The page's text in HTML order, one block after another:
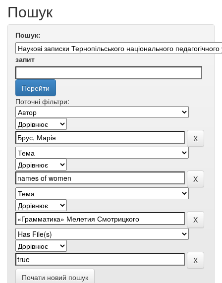
Пошук
Пошук:
запит
Поточні фільтри:
Почати новий пошук